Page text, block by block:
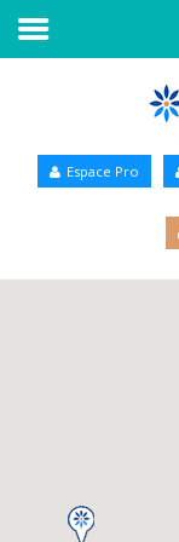
Annuaire Bien-être
Espace Pro